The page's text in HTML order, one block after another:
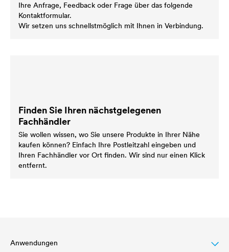
Ihre Anfrage, Feedback oder Frage über das folgende
Kontaktformular.
Wir setzen uns schnellstmöglich mit Ihnen in Verbindung.
Finden Sie Ihren nächstgelegenen
Fachhändler
Sie wollen wissen, wo Sie unsere Produkte in Ihrer Nähe
kaufen können? Einfach Ihre Postleitzahl eingeben und
Ihren Fachhändler vor Ort finden. Wir sind nur einen Klick
entfernt.
Anwendungen